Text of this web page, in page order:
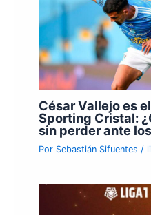
César Vallejo es
Sporting Cristal:
sin perder ante
Por Sebastián Sifuentes/